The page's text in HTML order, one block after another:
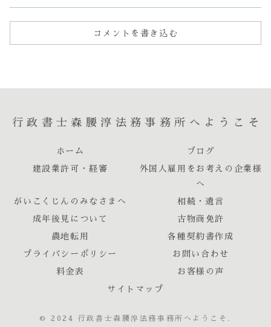
コメントを書き込む
行政書士森腰淳法務事務所へようこそ
ホーム
ブログ
建設業許可・経審
外国人雇用をお考えの企業様
へ
がいこくじんのみなさまへ
相続・遺言
成年後見について
古物商免許
農地転用
各種契約書作成
プライバシーポリシー
お問い合わせ
料金表
お客様の声
サイトマップ
© 2024 行政書士森腰淳法務事務所へようこそ.